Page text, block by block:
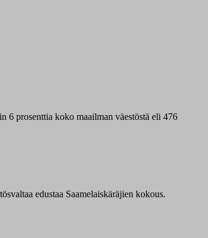
6 prosenttia koko maailman väestöstä eli 476
edustaa Saamelaiskäräjien kokous.